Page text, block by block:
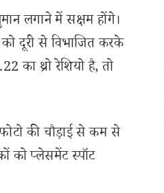
लगाने में सक्षम होंगे।
दूरी से विभाजित करके
का थ्रो रेशियो है, तो
की चौड़ाई से कम से
को प्लेसमेंट स्पॉट